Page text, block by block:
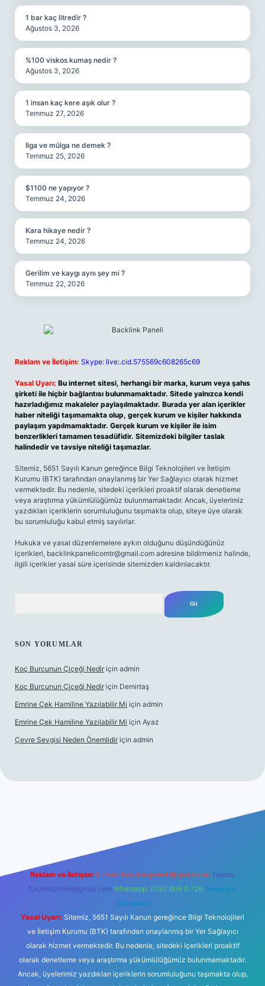
1 bar kaç litredir ?
Ağustos 3, 2026
%100 viskos kumaş nedir ?
Ağustos 3, 2026
1 insan kaç kere aşık olur ?
Temmuz 27, 2026
Ilga ve mülga ne demek ?
Temmuz 25, 2026
$1100 ne yapıyor ?
Temmuz 24, 2026
Kara hikaye nedir ?
Temmuz 24, 2026
Gerilim ve kaygı aynı şey mi ?
Temmuz 22, 2026
Reklam ve İletişim: Skype: live:.cid.575569c608265c69
Yasal Uyarı: Bu internet sitesi, herhangi bir marka, kurum veya şahıs
şirketi ile hiçbir bağlantısı bulunmamaktadır. Sitede yalnızca kendi
hazırladığımız makaleler paylaşılmaktadır. Burada yer alan içerikler
haber niteliği taşımamakta olup, gerçek kurum ve kişiler hakkında
paylaşım yapılmamaktadır. Gerçek kurum ve kişiler ile isim
benzerlikleri tamamen tesadüfidir. Sitemizdeki bilgiler taslak
halindedir ve tavsiye niteliği taşımazlar.
Sitemiz, 5651 Sayılı Kanun gereğince Bilgi Teknolojileri ve İletişim
Kurumu (BTK) tarafından onaylanmış bir Yer Sağlayıcı olarak hizmet
vermektedir. Bu nedenle, sitedeki içerikleri proaktif olarak denetleme
veya araştırma yükümlülüğümüz bulunmamaktadır. Ancak, üyelerimiz
yazdıkları içeriklerin sorumluluğunu taşımakta olup, siteye üye olarak
bu sorumluluğu kabul etmiş sayılırlar.
Hukuka ve yasal düzenlemelere aykırı olduğunu düşündüğünüz
içerikleri, backlinkpanelicomtr@gmail.com adresine bildirmeniz halinde,
ilgili içerikler yasal süre içerisinde sitemizden kaldırılacaktır.
SON YORUMLAR
Koç Burcunun Çiçeği Nedir için admin
Koç Burcunun Çiçeği Nedir için Demirtaş
Emrine Çek Hamiline Yazılabilir Mi için admin
Emrine Çek Hamiline Yazılabilir Mi için Ayaz
Çevre Sevgisi Neden Önemlidir için admin
Reklam ve İletişim: E-mail: backlinkpaneli@gmail.com Teams:
forumhizmeti@gmail.com Whatsapp: 0262 606 0 726 Telegram:
@karabul
Yasal Uyarı: Sitemiz, 5651 Sayılı Kanun gereğince Bilgi Teknolojileri
ve İletişim Kurumu (BTK) tarafından onaylanmış bir Yer Sağlayıcı
olarak hizmet vermektedir. Bu nedenle, sitedeki içerikleri proaktif
olarak denetleme veya araştırma yükümlülüğümüz bulunmamaktadır.
Ancak, üyelerimiz yazdıkları içeriklerin sorumluluğunu taşımakta olup,